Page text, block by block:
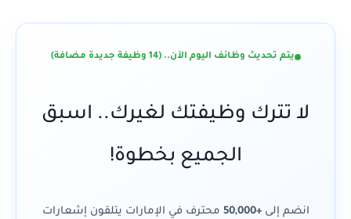
يتم تحديث وظائف اليوم الآن.. (14 وظيفة جديدة مضافة)
لا تترك وظيفتك لغيرك.. اسبق
الجميع بخطوة!
انضم إلى+50,000
محترف في الإمارات يتلقون إشعارات